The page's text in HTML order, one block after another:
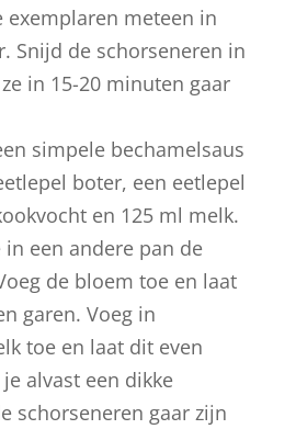
exemplaren meteen in
Snijd de schorseneren in
in 15-20 minuten gaar
simpele bechamelsaus
boter, een eetlepel
en 125 ml melk.
een andere pan de
de bloem toe en laat
garen. Voeg in
toe en laat dit even
alvast een dikke
schorseneren gaar zijn